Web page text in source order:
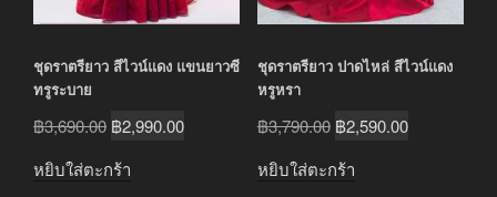
ชุดราตรียาว สีไวน์แดง แขนยาวซี
ทรูระบาย
฿3,690.00 Original
฿2,990.00Current
หยิบใส่ตะกร้า
ชุดราตรียาว ปาดไหล่ สีไวน์แดง
หรูหรา
฿3,790.00 Original
฿2,590.00Current
หยิบใส่ตะกร้า